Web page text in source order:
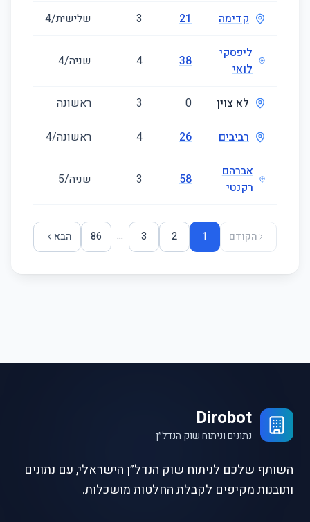
קדימה 21
3 שלישית/4
ליפסקי
לואי
38
4 שניה/4
לא צוין 0
3 ראשונה
רביבים 26
4 ראשונה/4
אברהם
רקנטי
58
3 שניה/5
הקודם 1
2
3
...
86 הבא
Dirobot
נתונים וניתוח שוק הנדל״ן
השותף שלכם לניתוח שוק הנדל״ן הישראלי, עם נתונים
ותובנות מקיפים לקבלת החלטות מושכלות.